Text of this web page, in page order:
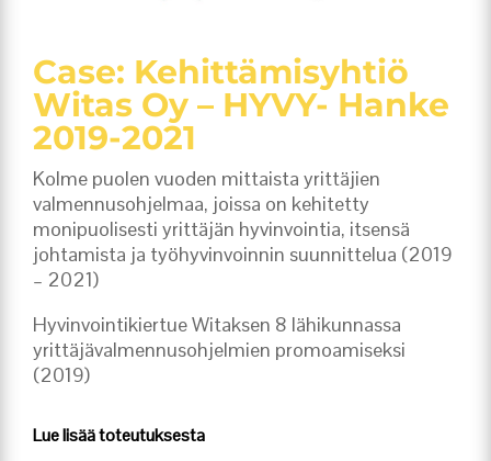
Case: Kehittämisyhtiö
Witas Oy – HYVY- Hanke
2019-2021
Kolme puolen vuoden mittaista yrittäjien
valmennusohjelmaa, joissa on kehitetty
monipuolisesti yrittäjän hyvinvointia, itsensä
johtamista ja työhyvinvoinnin suunnittelua (2019
– 2021)
Hyvinvointikiertue Witaksen 8 lähikunnassa
yrittäjävalmennusohjelmien promoamiseksi
(2019)
Lue lisää toteutuksesta